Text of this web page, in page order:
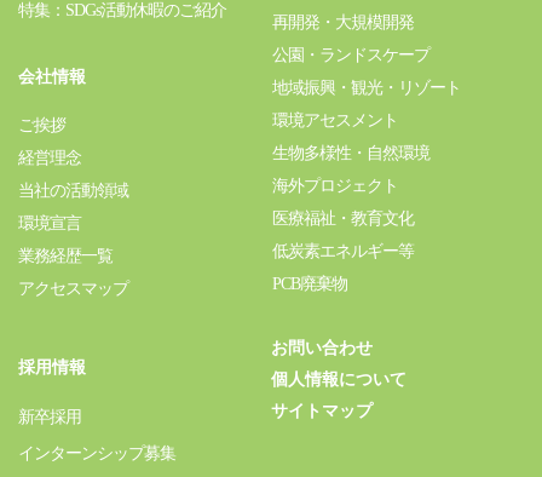
特集：SDGs活動休暇のご紹介
会社情報
ご挨拶
経営理念
当社の活動領域
環境宣言
業務経歴一覧
アクセスマップ
再開発・大規模開発
公園・ランドスケープ
地域振興・観光・リゾート
環境アセスメント
生物多様性・自然環境
海外プロジェクト
医療福祉・教育文化
低炭素エネルギー等
PCB廃棄物
採用情報
新卒採用
インターンシップ募集
お問い合わせ
個人情報について
サイトマップ